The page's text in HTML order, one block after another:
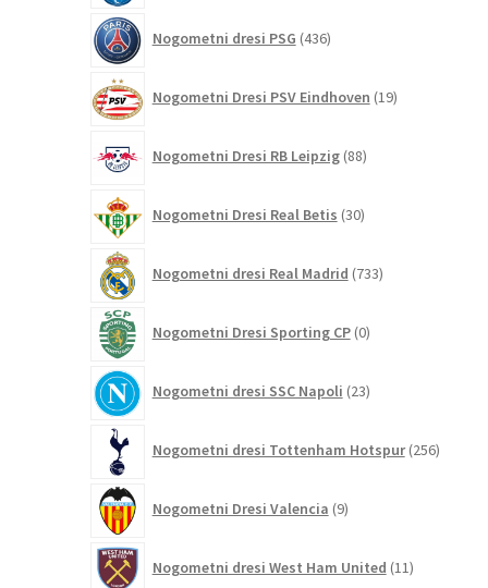
Nogometni dresi PSG 436izdelkov
Nogometni Dresi PSV Eindhoven 19izdelkov
Nogometni Dresi RB Leipzig 88izdelkov
Nogometni Dresi Real Betis 30izdelkov
Nogometni dresi Real Madrid 733izdelkov
Nogometni Dresi Sporting CP 0izdelkov
Nogometni dresi SSC Napoli 23izdelkov
Nogometni dresi Tottenham Hotspur 256
Nogometni Dresi Valencia 9izdelkov
Nogometni dresi West Ham United 11izdelkov